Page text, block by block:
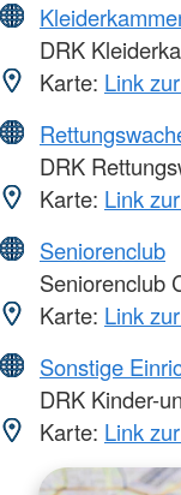
DRK
Karte: Link
DRK
Karte: Link
Seniorenclub
Seniorenclub
Karte: Link
Sonstige
DRK Kinder-
Karte: Link